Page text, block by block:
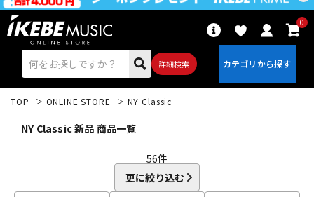
詳細検索
0
TOP ONLINE STORE NY Classic
NY Classic 新品 商品一覧
56件
更に絞り込む